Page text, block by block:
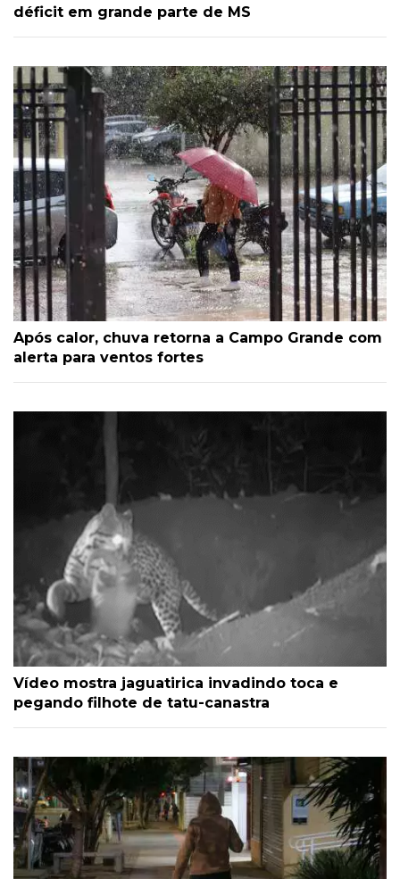
déficit em grande parte de MS
Após calor, chuva retorna a Campo Grande com
alerta para ventos fortes
Vídeo mostra jaguatirica invadindo toca e
pegando filhote de tatu-canastra